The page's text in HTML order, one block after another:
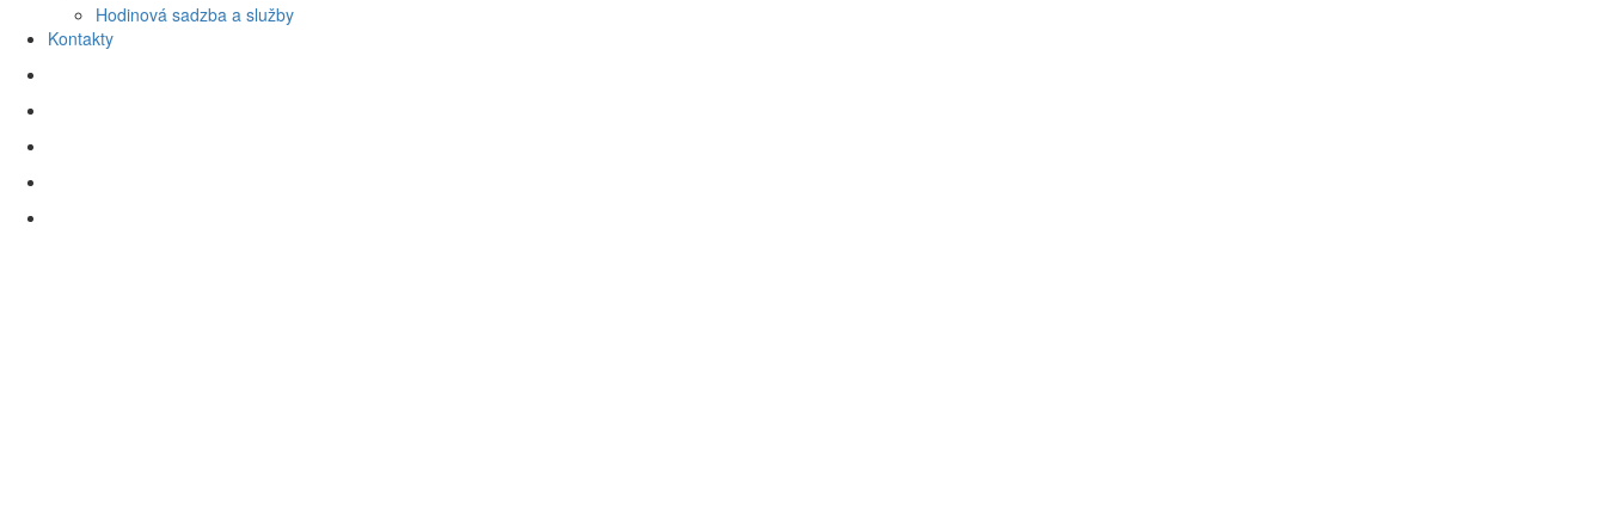
Hodinová sadzba a služby
Kontakty